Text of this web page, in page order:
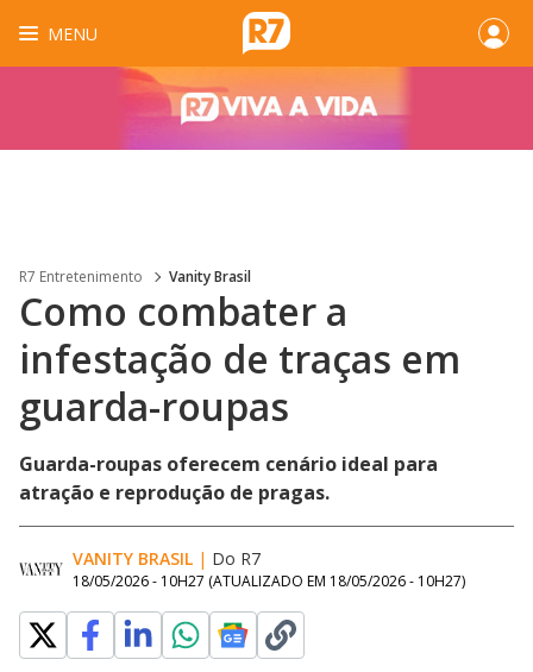
MENU
R7 Entretenimento Vanity Brasil
Como combater a
infestação de traças em
guarda-roupas
Guarda-roupas oferecem cenário ideal para
atração e reprodução de pragas.
VANITY BRASIL | Do R7
18/05/2026 - 10H27 (ATUALIZADO EM 18/05/2026 - 10H27)